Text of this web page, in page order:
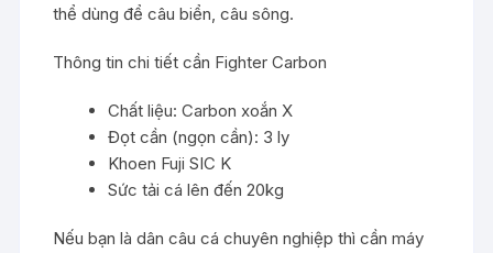
thể dùng để câu biển, câu sông.
Thông tin chi tiết cần Fighter Carbon
Chất liệu: Carbon xoắn X
Đọt cần (ngọn cần): 3 ly
Khoen Fuji SIC K
Sức tải cá lên đến 20kg
Nếu bạn là dân câu cá chuyên nghiệp thì cần máy